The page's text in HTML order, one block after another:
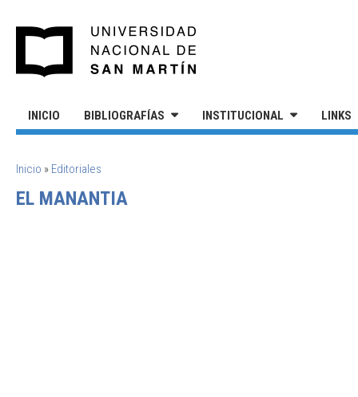
INICIO BIBLIOGRAFÍAS INSTITUCIONAL LINKS
SE ENCUENTRA USTED AQUÍ
Inicio » Editoriales
EL MANANTIA